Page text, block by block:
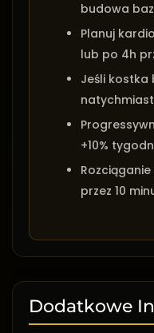
budowa
Planuj
lub po 4h
Jeśli kostka
+10%
przez 10
Dodatkowe